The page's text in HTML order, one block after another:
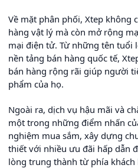
Về mặt phân phối, Xtep không
hàng vật lý mà còn mở rộng
mại điện tử. Từ những tên tuổi
nền tảng bán hàng quốc tế,
bán hàng rộng rãi giúp người
phẩm của họ.
Ngoài ra, dịch vụ hậu mãi và
một trong những điểm nhấn
nghiệm mua sắm, xây dựng
thiết với nhiều ưu đãi hấp dẫn
lòng trung thành từ phía khách